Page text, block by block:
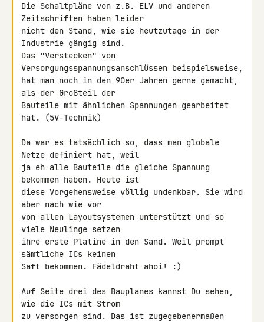
Die Schaltpläne von z.B. ELV und anderen
Zeitschriften haben leider
nicht den Stand, wie sie heutzutage in der
Industrie gängig sind.
Das "Verstecken" von
Versorgungsspannungsanschlüssen beispielsweise,
hat man noch in den 90er Jahren gerne gemacht,
als der Großteil der
Bauteile mit ähnlichen Spannungen gearbeitet
hat. (5V-Technik)
Da war es tatsächlich so, dass man globale
Netze definiert hat, weil
ja eh alle Bauteile die gleiche Spannung
bekommen haben. Heute ist
diese Vorgehensweise völlig undenkbar. Sie wird
aber nach wie vor
von allen Layoutsystemen unterstützt und so
viele Neulinge setzen
ihre erste Platine in den Sand. Weil prompt
sämtliche ICs keinen
Saft bekommen. Fädeldraht ahoi! :)
Auf Seite drei des Bauplanes kannst Du sehen,
wie die ICs mit Strom
zu versorgen sind. Das ist zugegebenermaßen